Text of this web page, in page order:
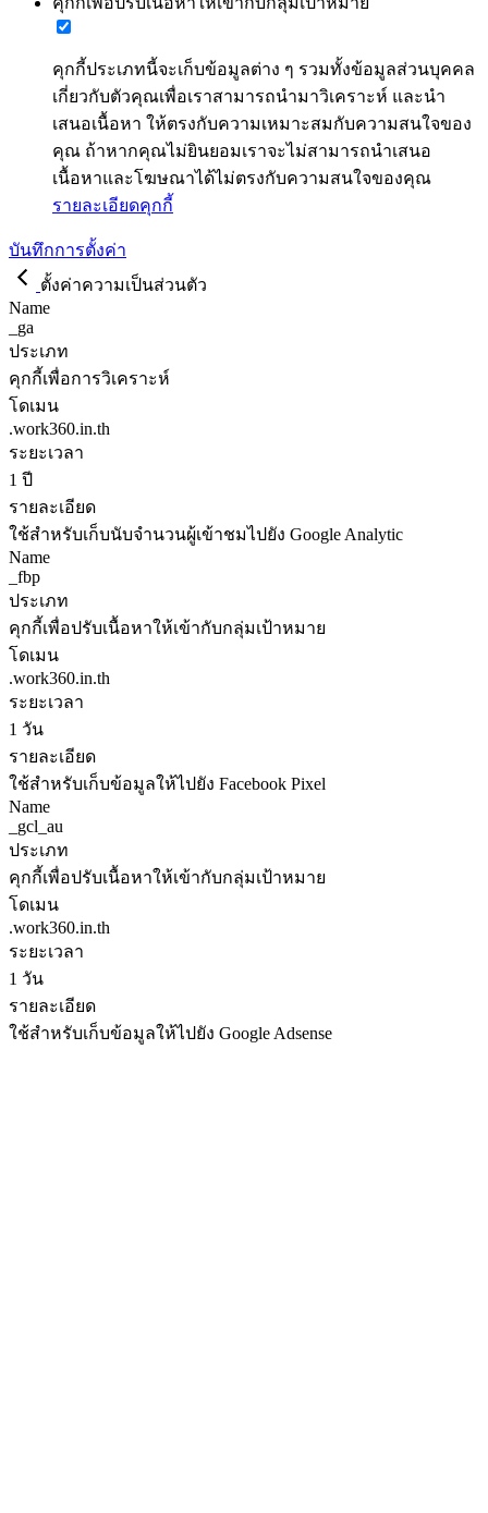
คุกกี้ประเภทนี้จะเก็บข้อมูลต่าง ๆ รวมทั้งข้อมูลส่วนบุคคล
เกี่ยวกับตัวคุณเพื่อเราสามารถนำมาวิเคราะห์ และนำ
เสนอเนื้อหา ให้ตรงกับความเหมาะสมกับความสนใจของ
คุณ ถ้าหากคุณไม่ยินยอมเราจะไม่สามารถนำเสนอ
เนื้อหาและโฆษณาได้ไม่ตรงกับความสนใจของคุณ
รายละเอียดคุกกี้
บันทึกการตั้งค่า
ตั้งค่าความเป็นส่วนตัว
Name
_ga
ประเภท
คุกกี้เพื่อการวิเคราะห์
โดเมน
.work360.in.th
ระยะเวลา
1 ปี
รายละเอียด
ใช้สำหรับเก็บนับจำนวนผู้เข้าชมไปยัง Google Analytic
Name
_fbp
ประเภท
คุกกี้เพื่อปรับเนื้อหาให้เข้ากับกลุ่มเป้าหมาย
โดเมน
.work360.in.th
ระยะเวลา
1 วัน
รายละเอียด
ใช้สำหรับเก็บข้อมูลให้ไปยัง Facebook Pixel
Name
_gcl_au
ประเภท
คุกกี้เพื่อปรับเนื้อหาให้เข้ากับกลุ่มเป้าหมาย
โดเมน
.work360.in.th
ระยะเวลา
1 วัน
รายละเอียด
ใช้สำหรับเก็บข้อมูลให้ไปยัง Google Adsense